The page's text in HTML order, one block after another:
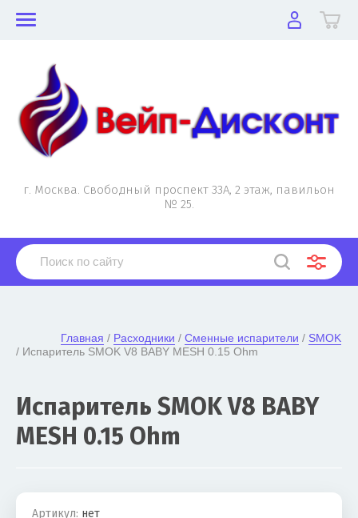
г. Москва. Свободный проспект 33А, 2 этаж, павильон
№ 25.
Главная / Расходники / Сменные испарители / SMOK
/ Испаритель SMOK V8 BABY MESH 0.15 Ohm
Испаритель SMOK V8 BABY
MESH 0.15 Ohm
Артикул: нет